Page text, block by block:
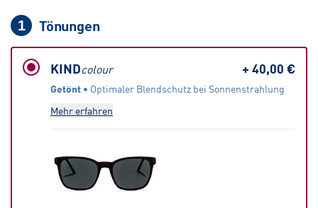
1 Tönungen
KINDcolour +40,00 €
Getönt • Optimaler Blendschutz bei Sonnenstrahlung
Mehr erfahren